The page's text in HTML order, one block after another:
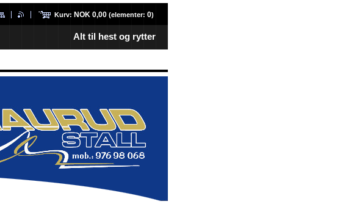
Kurv: NOK 0,00 (elementer: 0)
Alt til hest og rytter